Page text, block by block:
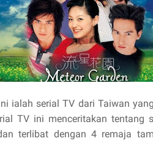
ialah serial TV dari Taiwan
TV ini menceritakan tentang
terlibat dengan 4 remaja